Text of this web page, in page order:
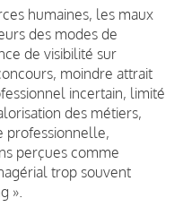
humaines, les maux
des modes de
de visibilité sur
moindre attrait
incertain, limité
des métiers,
professionnelle,
perçues comme
trop souvent
».